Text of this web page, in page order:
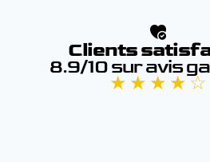
Clients
8.9/10 sur avis
★ ★ ★ ★ ☆